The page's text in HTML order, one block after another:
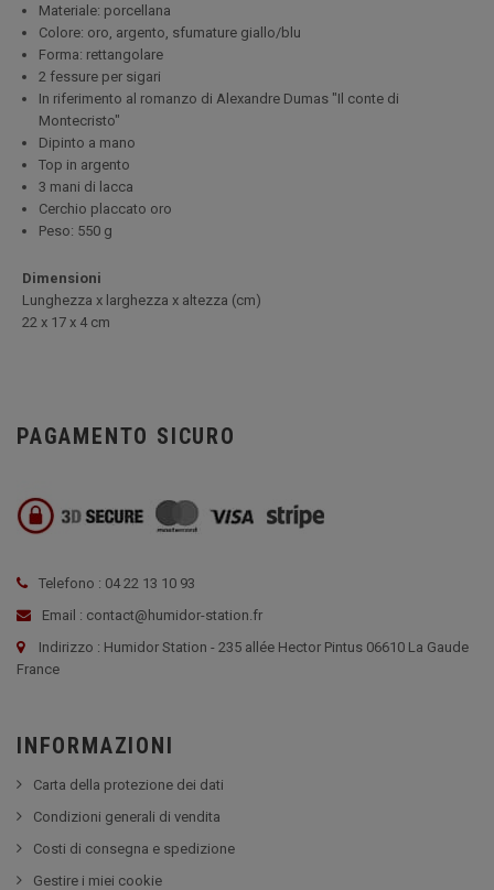
Materiale: porcellana
Colore: oro, argento, sfumature giallo/blu
Forma: rettangolare
2 fessure per sigari
In riferimento al romanzo di Alexandre Dumas "Il conte di
Montecristo"
Dipinto a mano
Top in argento
3 mani di lacca
Cerchio placcato oro
Peso: 550 g
Dimensioni
Lunghezza x larghezza x altezza (cm)
22 x 17 x 4 cm
PAGAMENTO SICURO
Telefono : 04 22 13 10 93
Email : contact@humidor-station.fr
Indirizzo : Humidor Station - 235 allée Hector Pintus 06610 La Gaude
France
INFORMAZIONI
Carta della protezione dei dati
Condizioni generali di vendita
Costi di consegna e spedizione
Gestire i miei cookie